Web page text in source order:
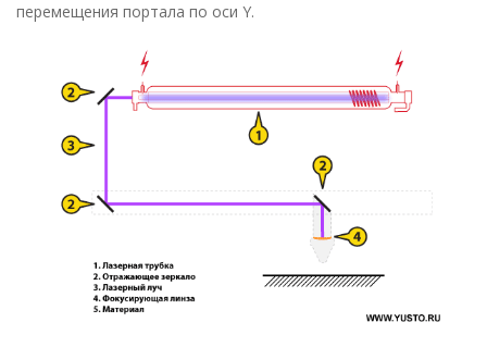
перемещения портала по оси Y.